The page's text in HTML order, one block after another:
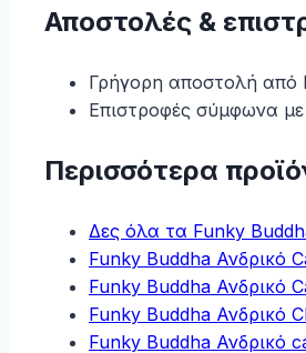
Αποστολές &
Γρήγορη αποστολή από
Επιστροφές σύμφωνα
Περισσότερα
Δες όλα τα Funky
Funky Buddha Ανδρικό
Funky Buddha Ανδρικό
Funky Buddha Ανδρικό
Funky Buddha Ανδρικό